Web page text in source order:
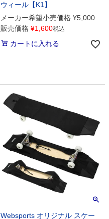
ウィール【K1】
メーカー希望小売価格 ¥5,000
販売価格 ¥1,600税込
カートに入れる
Websports オリジナル スケー